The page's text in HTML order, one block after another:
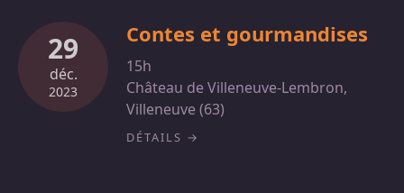
29
déc.
2023
Contes et gourmandises
15h
Château de Villeneuve-Lembron,
Villeneuve (63)
DÉTAILS